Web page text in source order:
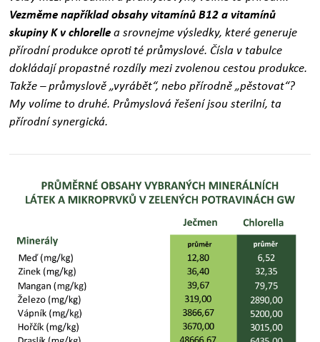
Vezměme například obsahy vitamínů B12 a vitamínů
skupiny K v chlorelle a srovnejme výsledky, které generuje
přírodní produkce oproti té průmyslové. Čísla v tabulce
dokládají propastné rozdíly mezi zvolenou cestou produkce.
Takže – průmyslově „vyrábět“, nebo přírodně „pěstovat“?
My volíme to druhé. Průmyslová řešení jsou sterilní, ta
přírodní synergická.